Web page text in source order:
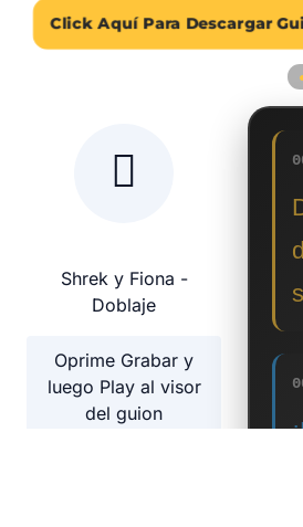
Click Aquí Para Descargar